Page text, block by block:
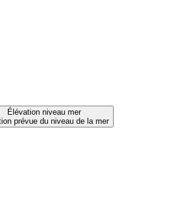
Élévation niveau mer
prévue du niveau de la mer